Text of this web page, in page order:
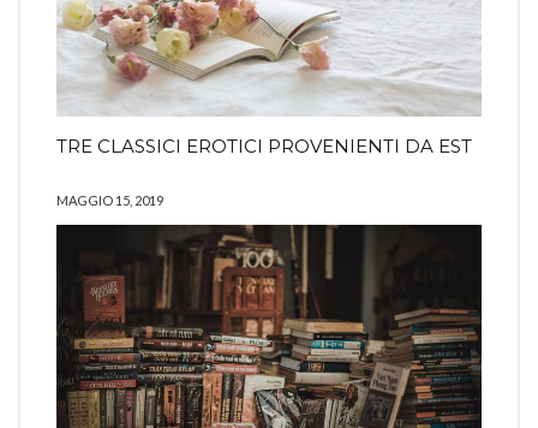
TRE CLASSICI EROTICI PROVENIENTI DA EST
MAGGIO 15, 2019